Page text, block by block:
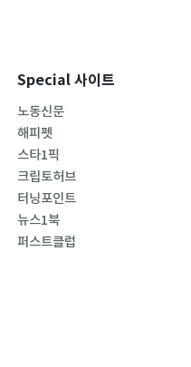
Special 사이트
노동신문
해피펫
스타1픽
크립토허브
터닝포인트
뉴스1북
퍼스트클럽